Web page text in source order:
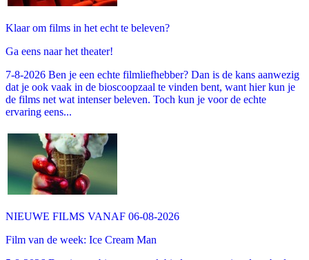
Klaar om films in het echt te beleven?
Ga eens naar het theater!
7-8-2026 Ben je een echte filmliefhebber? Dan is de kans aanwezig
dat je ook vaak in de bioscoopzaal te vinden bent, want hier kun je
de films net wat intenser beleven. Toch kun je voor de echte
ervaring eens...
NIEUWE FILMS VANAF 06-08-2026
Film van de week: Ice Cream Man